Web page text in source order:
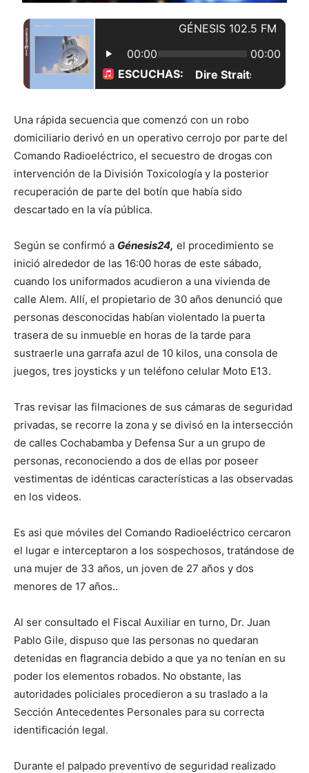
Una rápida secuencia que comenzó con un robo
domiciliario derivó en un operativo cerrojo por parte del
Comando Radioeléctrico, el secuestro de drogas con
intervención de la División Toxicología y la posterior
recuperación de parte del botín que había sido
descartado en la vía pública.
Según se confirmó a Génesis24, el procedimiento se
inició alrededor de las 16:00 horas de este sábado,
cuando los uniformados acudieron a una vivienda de
calle Alem. Allí, el propietario de 30 años denunció que
personas desconocidas habían violentado la puerta
trasera de su inmueble en horas de la tarde para
sustraerle una garrafa azul de 10 kilos, una consola de
juegos, tres joysticks y un teléfono celular Moto E13.
Tras revisar las filmaciones de sus cámaras de seguridad
privadas, se recorre la zona y se divisó en la intersección
de calles Cochabamba y Defensa Sur a un grupo de
personas, reconociendo a dos de ellas por poseer
vestimentas de idénticas características a las observadas
en los videos.
Es asi que móviles del Comando Radioeléctrico cercaron
el lugar e interceptaron a los sospechosos, tratándose de
una mujer de 33 años, un joven de 27 años y dos
menores de 17 años..
Al ser consultado el Fiscal Auxiliar en turno, Dr. Juan
Pablo Gile, dispuso que las personas no quedaran
detenidas en flagrancia debido a que ya no tenían en su
poder los elementos robados. No obstante, las
autoridades policiales procedieron a su traslado a la
Sección Antecedentes Personales para su correcta
identificación legal.
Durante el palpado preventivo de seguridad realizado